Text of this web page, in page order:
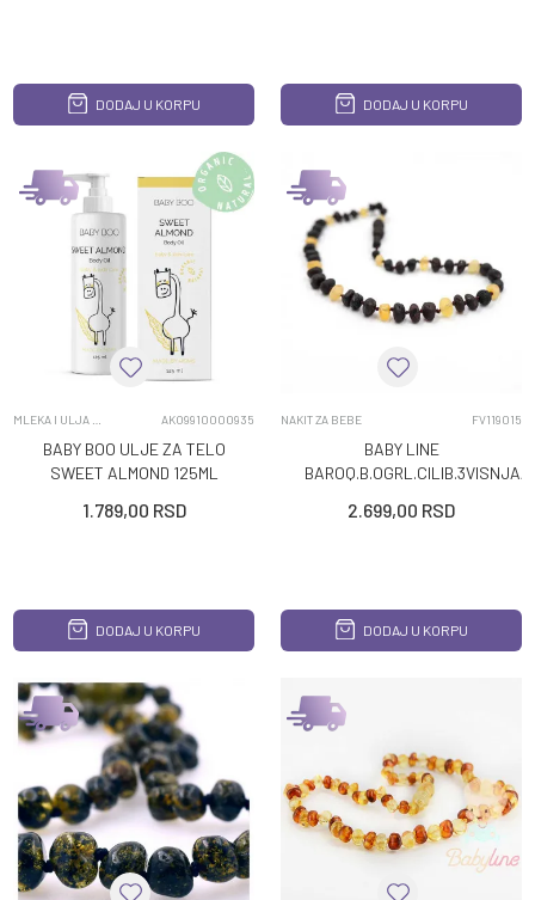
DODAJ U KORPU DODAJ U KORPU
AKO9910000935
BABY BOO ULJE ZA TELO
SWEET ALMOND 125ML
1.789,00 RSD
DODAJ U KORPU
NAKIT ZA BEBE FV119015
BABY LINE
BAROQ.B.OGRL.CILIB.3VISNJA/
2.699,00 RSD
DODAJ U KORPU